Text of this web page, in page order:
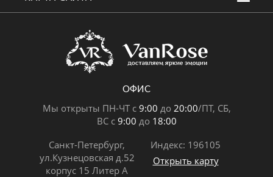
ОФИС
Мы открыты ПН-ЧТ с 9:00 до 20:00/ПТ, СБ,
ВС с 9:00 до 18:00
Санкт-Петербург,
ул.Кузнецовская д.52
корпус 15 Литер А
Индекс: 196105
Открыть карту